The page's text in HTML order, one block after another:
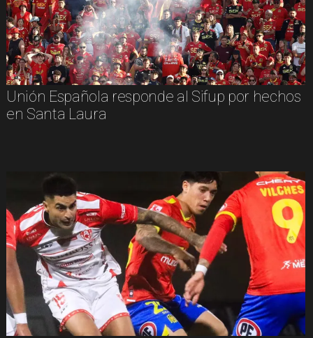
Unión Española responde al Sifup por hechos
en Santa Laura